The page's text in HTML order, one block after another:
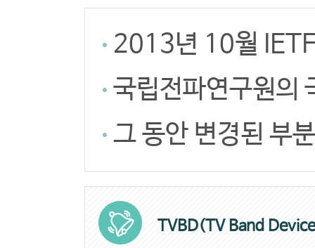
2013년 10월
국립전파연구원의
그 동안 변경된 부
TVBD(TV Band